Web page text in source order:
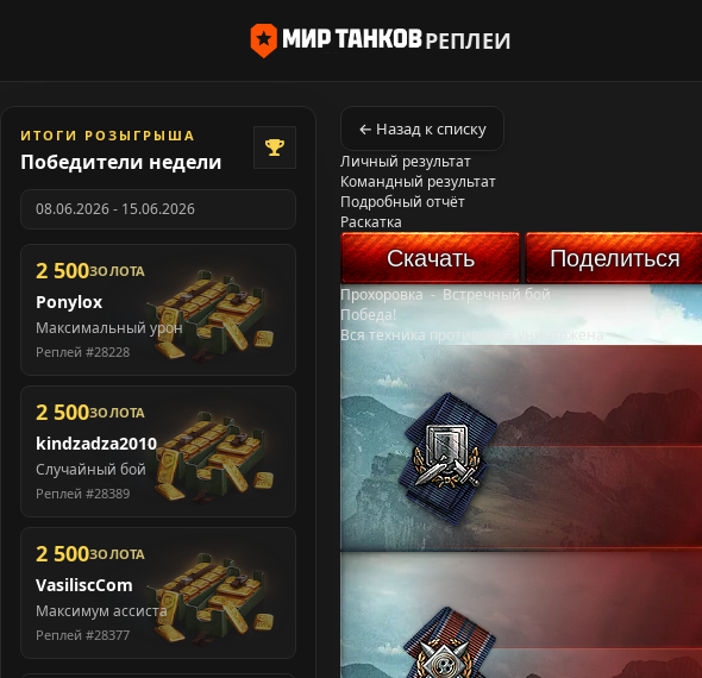
РЕПЛЕИ
ИТОГИ РОЗЫГРЫША
Победители недели
08.06.2026 - 15.06.2026
2 500ЗОЛОТА
Ponylox
Максимальный урон
Реплей #28228
2 500ЗОЛОТА
kindzadza2010
Случайный бой
Реплей #28389
2 500ЗОЛОТА
VasiliscCom
Максимум ассиста
Реплей #28377
← Назад к списку
Личный результат
Командный результат
Подробный отчёт
Раскатка
Скачать Поделиться
Прохоровка-Встречный бой
Победа!
Вся техника противника уничтожена